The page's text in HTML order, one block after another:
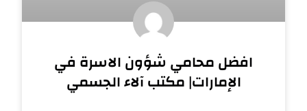
افضل محامي شؤون الاسرة في
الإمارات| مكتب آلاء الجسمي